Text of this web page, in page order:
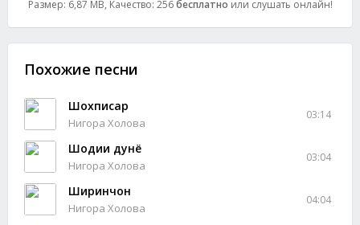
Размер: 6,87 MB, Качество: 256бесплатно или слушать онлайн!
Похожие песни
Шохписар
Нигора Холова
03:14
Шодии дунё
Нигора Холова
03:04
Ширинчон
Нигора Холова
04:04